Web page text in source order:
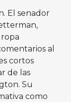
El senador
al
cortos
de las
Su
como